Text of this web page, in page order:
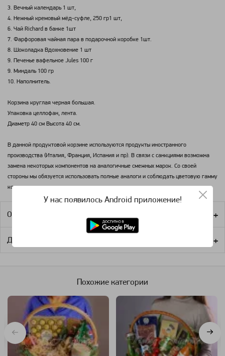
3. Вечный календарь 1 шт,
4. Нежный кремовый мёд-суфле, 250 гр1 шт,
6. Чай Richard в банке 1шт
7. Фарфоровая чайная пара в подарочной коробке 1шт.
8. Шоколадка Вдохновение 1 шт
9. Печенье вафельное Jules 100 г
9. Миндаль 100 гр
10. Наполнитель.
Корзина круглая черная большая.
Упаковка целлофан, лента.
Диаметр 40 см Высота 40 см.
В данной продуктовой корзине используются продукты иностранного
производства (Италия, Франция, Испания и пр). В связи с санкциями возможна
замена некоторых компонентов на аналогичные смежных марок. Со своей
стороны мы обязуется использовать полные аналоги и соблюдать цветовую гамму
корзины.
Оплата
Доставка
Похожие категории
У нас появилось Android приложение!